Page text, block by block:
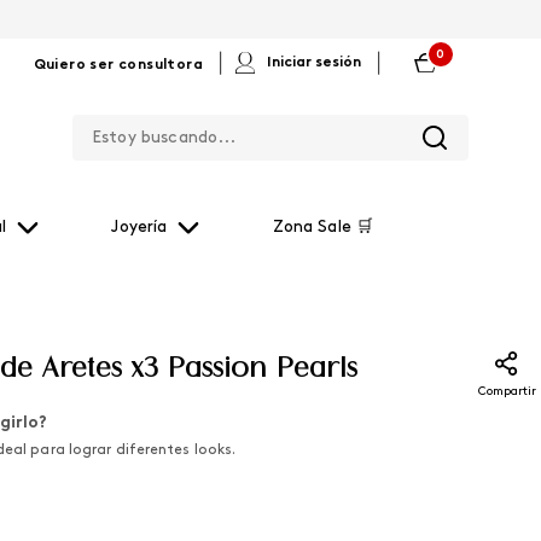
Quiero ser consultora Iniciar sesión
0
Joyería Zona Sale 🛒
Aretes x3 Passion Pearls
Compartir
para lograr diferentes looks.